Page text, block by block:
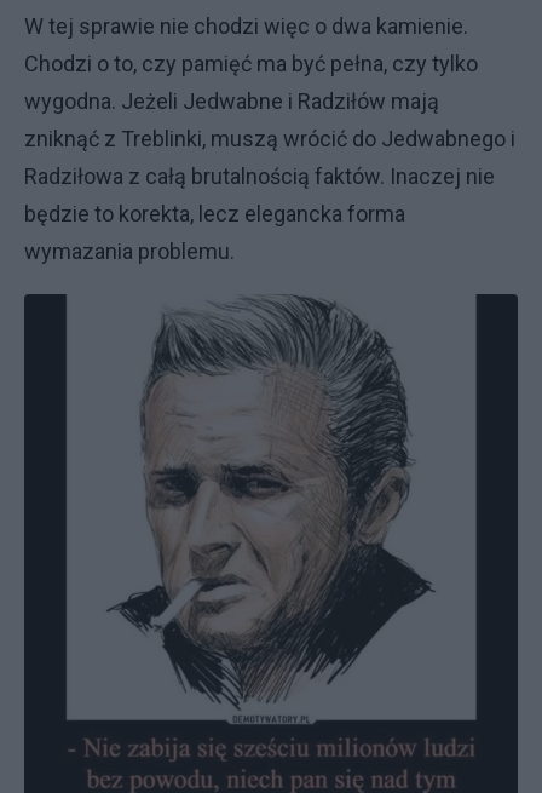
W tej sprawie nie chodzi więc o dwa kamienie.
Chodzi o to, czy pamięć ma być pełna, czy tylko
wygodna. Jeżeli Jedwabne i Radziłów mają
zniknąć z Treblinki, muszą wrócić do Jedwabnego i
Radziłowa z całą brutalnością faktów. Inaczej nie
będzie to korekta, lecz elegancka forma
wymazania problemu.